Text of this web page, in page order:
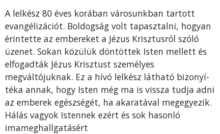
A lelkész 80 éves korában városunkban tartott
evangélizációt. Boldogság volt tapasztalni, hogyan
érintette az em­bereket a Jézus Krisztusról szóló
üzenet. Sokan közülük döntöttek Isten mellett és
elfogadták Jézus Krisztust sze­mélyes
megváltójuknak. Ez a hívó lelkész látható bizonyí­
téka annak, hogy Isten még ma is vissza tudja adni
az em­berek egészségét, ha akaratával megegyezik.
Hálás va­gyok Istennek ezért és sok hasonló
imameghallgatásért